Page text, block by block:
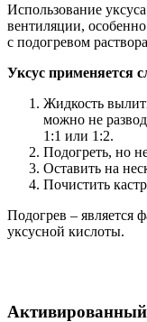
Использование
вентиляции,
с подогревом
Уксус применяется
Жидкость
можно не
1:1 или 1:2.
Подогреть, но
Оставить на
Почистить
Подогрев – является
уксусной кислоты.